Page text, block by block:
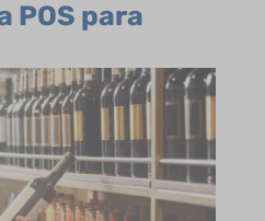
POS para